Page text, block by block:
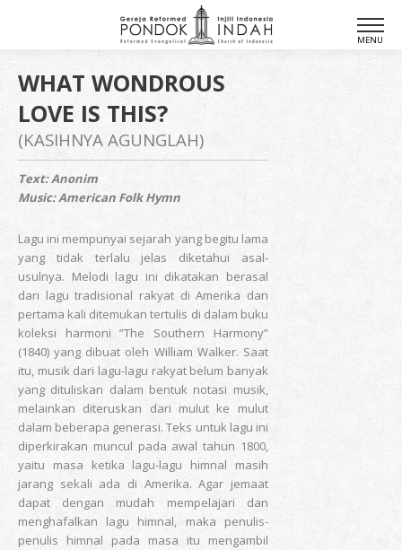
WHAT WONDROUS
LOVE IS THIS?
(KASIHNYA AGUNGLAH)
Text: Anonim
Music: American Folk Hymn
Lagu ini mempunyai sejarah yang begitu lama
yang tidak terlalu jelas diketahui asal-
usulnya. Melodi lagu ini dikatakan berasal
dari lagu tradisional rakyat di Amerika dan
pertama kali ditemukan tertulis di dalam buku
koleksi harmoni ”The Southern Harmony”
(1840) yang dibuat oleh William Walker. Saat
itu, musik dari lagu-lagu rakyat belum banyak
yang dituliskan dalam bentuk notasi musik,
melainkan diteruskan dari mulut ke mulut
dalam beberapa generasi. Teks untuk lagu ini
diperkirakan muncul pada awal tahun 1800,
yaitu masa ketika lagu-lagu himnal masih
jarang sekali ada di Amerika. Agar jemaat
dapat dengan mudah mempelajari dan
menghafalkan lagu himnal, maka penulis-
penulis himnal pada masa itu mengambil